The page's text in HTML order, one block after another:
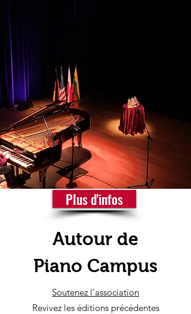
Plus d'infos
Autour de
Piano Campus
Soutenez l'association
Revivez les éditions précédentes